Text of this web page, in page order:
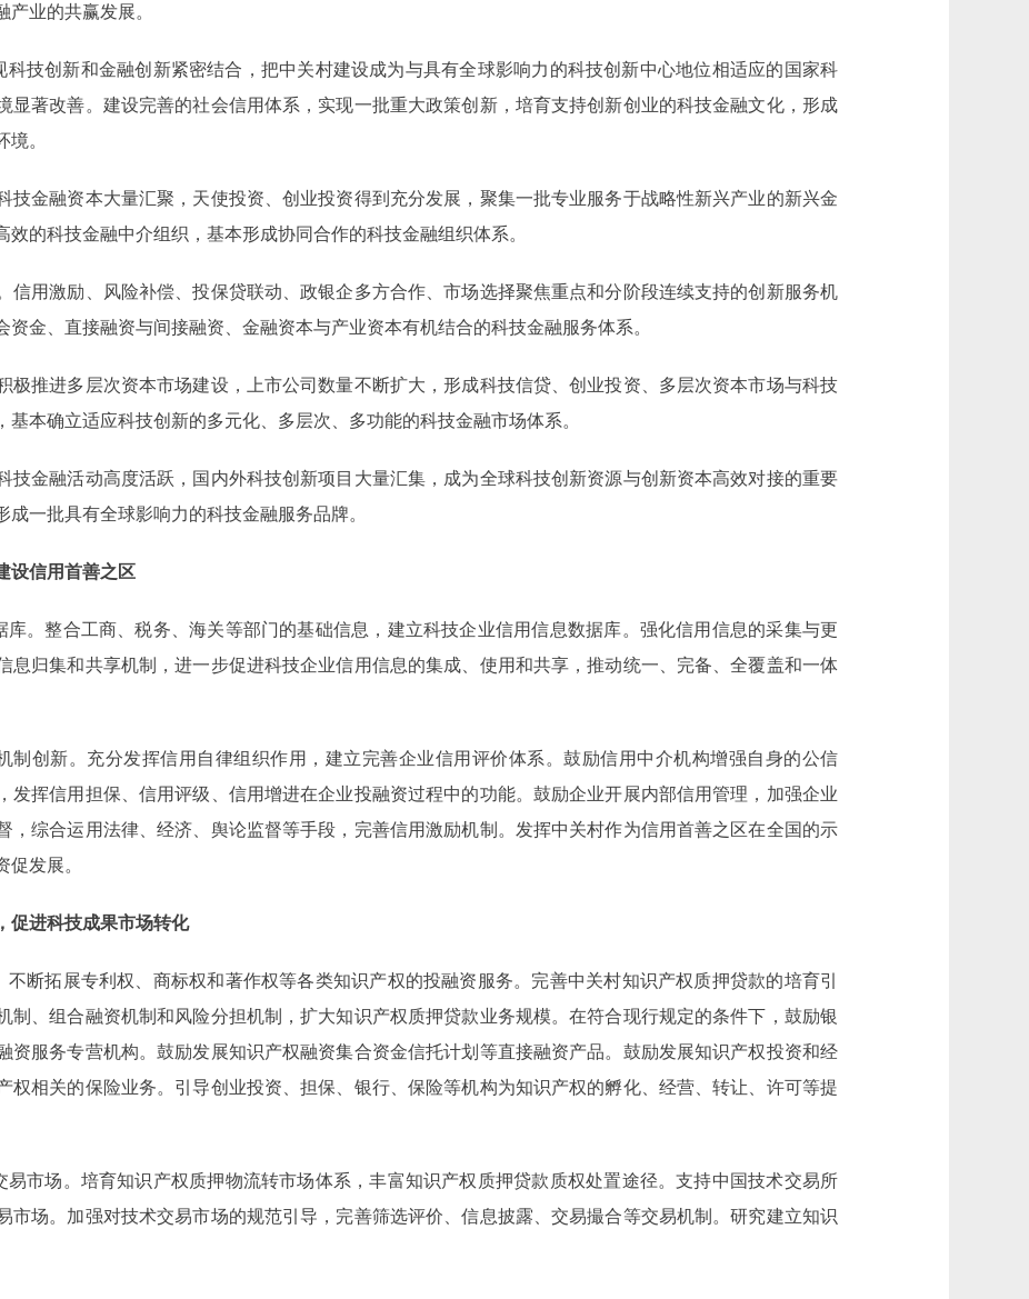
业的共赢发展。
技创新和金融创新紧密结合，把中关村建设成为与具有全球影响力的科技创新中心地位相适应的国家科
显著改善。建设完善的社会信用体系，实现一批重大政策创新，培育支持创新创业的科技金融文化，形成
。
金融资本大量汇聚，天使投资、创业投资得到充分发展，聚集一批专业服务于战略性新兴产业的新兴金
的科技金融中介组织，基本形成协同合作的科技金融组织体系。
用激励、风险补偿、投保贷联动、政银企多方合作、市场选择聚焦重点和分阶段连续支持的创新服务机
金、直接融资与间接融资、金融资本与产业资本有机结合的科技金融服务体系。
推进多层次资本市场建设，上市公司数量不断扩大，形成科技信贷、创业投资、多层次资本市场与科技
本确立适应科技创新的多元化、多层次、多功能的科技金融市场体系。
金融活动高度活跃，国内外科技创新项目大量汇集，成为全球科技创新资源与创新资本高效对接的重要
一批具有全球影响力的科技金融服务品牌。
设信用首善之区
整合工商、税务、海关等部门的基础信息，建立科技企业信用信息数据库。强化信用信息的采集与更
息归集和共享机制，进一步促进科技企业信用信息的集成、使用和共享，推动统一、完备、全覆盖和一体
创新。充分发挥信用自律组织作用，建立完善企业信用评价体系。鼓励信用中介机构增强自身的公信
发挥信用担保、信用评级、信用增进在企业投融资过程中的功能。鼓励企业开展内部信用管理，加强企业
，综合运用法律、经济、舆论监督等手段，完善信用激励机制。发挥中关村作为信用首善之区在全国的示
发展。
促进科技成果市场转化
拓展专利权、商标权和著作权等各类知识产权的投融资服务。完善中关村知识产权质押贷款的培育引
制、组合融资机制和风险分担机制，扩大知识产权质押贷款业务规模。在符合现行规定的条件下，鼓励银
资服务专营机构。鼓励发展知识产权融资集合资金信托计划等直接融资产品。鼓励发展知识产权投资和经
权相关的保险业务。引导创业投资、担保、银行、保险等机构为知识产权的孵化、经营、转让、许可等提
场。培育知识产权质押物流转市场体系，丰富知识产权质押贷款质权处置途径。支持中国技术交易所
市场。加强对技术交易市场的规范引导，完善筛选评价、信息披露、交易撮合等交易机制。研究建立知识